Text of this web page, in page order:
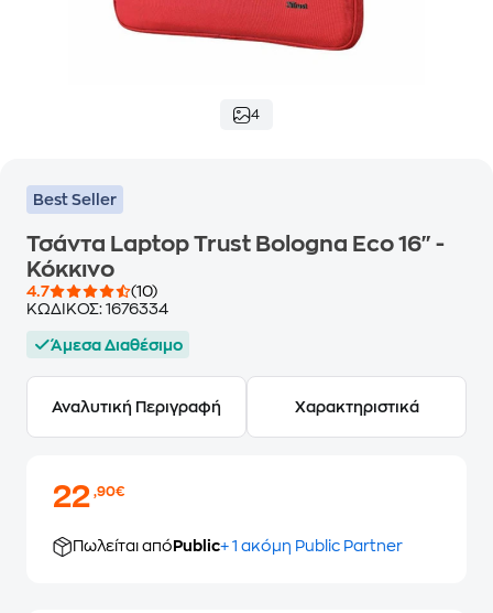
4
Best Seller
Τσάντα Laptop Trust Bologna Eco 16" -
Κόκκινο
4.7
(10)
ΚΩΔΙΚΟΣ: 1676334
Άμεσα Διαθέσιμο
Αναλυτική Περιγραφή Χαρακτηριστικά
22,90€
Πωλείται από Public+ 1 ακόμη Public Partner